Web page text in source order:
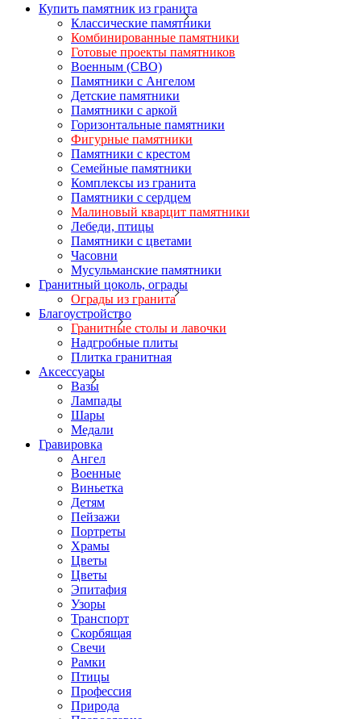
Купить памятник из гранита
Классические памятники
Комбинированные памятники
Готовые проекты памятников
Военным (СВО)
Памятники с Ангелом
Детские памятники
Памятники с аркой
Горизонтальные памятники
Фигурные памятники
Памятники с крестом
Семейные памятники
Комплексы из гранита
Памятники с сердцем
Малиновый кварцит памятники
Лебеди, птицы
Памятники с цветами
Часовни
Мусульманские памятники
Гранитный цоколь, ограды
Ограды из гранита
Благоустройство
Гранитные столы и лавочки
Надгробные плиты
Плитка гранитная
Аксессуары
Вазы
Лампады
Шары
Медали
Гравировка
Ангел
Военные
Виньетка
Детям
Пейзажи
Портреты
Храмы
Цветы
Цветы
Эпитафия
Узоры
Транспорт
Скорбящая
Свечи
Рамки
Птицы
Профессия
Природа